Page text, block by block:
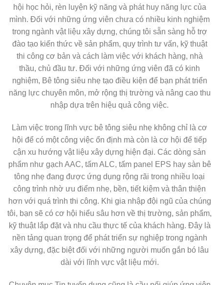
hội học hỏi, rèn luyện kỹ năng và phát huy năng lực của
mình. Đối với những ứng viên chưa có nhiều kinh nghiệm
trong ngành vật liệu xây dựng, chúng tôi sẵn sàng hỗ trợ
đào tạo kiến thức về sản phẩm, quy trình tư vấn, kỹ thuật
thi công cơ bản và cách làm việc với khách hàng, nhà
thầu, chủ đầu tư. Đối với những ứng viên đã có kinh
nghiệm, Bê tông siêu nhẹ tạo điều kiện để bạn phát triển
năng lực chuyên môn, mở rộng thị trường và nâng cao thu
nhập dựa trên hiệu quả công việc.
Làm việc trong lĩnh vực bê tông siêu nhẹ không chỉ là cơ
hội để có một công việc ổn định mà còn là cơ hội để tiếp
cận xu hướng vật liệu xây dựng hiện đại. Các dòng sản
phẩm như gạch AAC, tấm ALC, tấm panel EPS hay sàn bê
tông nhẹ đang được ứng dụng rộng rãi trong nhiều loại
công trình nhờ ưu điểm nhẹ, bền, tiết kiệm và thân thiện
hơn với quá trình thi công. Khi gia nhập đội ngũ của chúng
tôi, bạn sẽ có cơ hội hiểu sâu hơn về thị trường, sản phẩm,
kỹ thuật lắp đặt và nhu cầu thực tế của khách hàng. Đây là
nền tảng quan trọng để phát triển sự nghiệp trong ngành
xây dựng, đặc biệt đối với những người muốn gắn bó lâu
dài với lĩnh vực vật liệu mới.